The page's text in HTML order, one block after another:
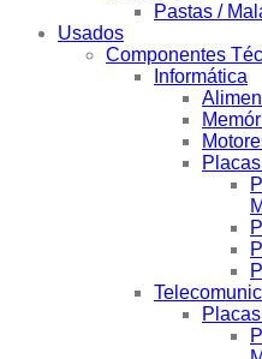
Pastas /
Usados
Componentes
Informática